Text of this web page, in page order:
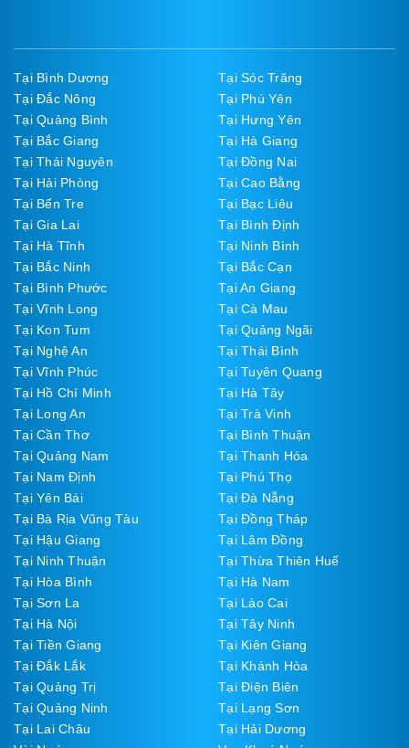
Tại Bình Dương
Tại Sóc Trăng
Tại Đắc Nông
Tại Phú Yên
Tại Quảng Bình
Tại Hưng Yên
Tại Bắc Giang
Tại Hà Giang
Tại Thái Nguyên
Tại Đồng Nai
Tại Hải Phòng
Tại Cao Bằng
Tại Bến Tre
Tại Bạc Liêu
Tại Gia Lai
Tại Bình Định
Tại Hà Tĩnh
Tại Ninh Bình
Tại Bắc Ninh
Tại Bắc Cạn
Tại Bình Phước
Tại An Giang
Tại Vĩnh Long
Tại Cà Mau
Tại Kon Tum
Tại Quảng Ngãi
Tại Nghệ An
Tại Thái Bình
Tại Vĩnh Phúc
Tại Tuyên Quang
Tại Hồ Chí Minh
Tại Hà Tây
Tại Long An
Tại Trà Vinh
Tại Cần Thơ
Tại Bình Thuận
Tại Quảng Nam
Tại Thanh Hóa
Tại Nam Định
Tại Phú Thọ
Tại Yên Bái
Tại Đà Nẵng
Tại Bà Rịa Vũng Tàu
Tại Đồng Tháp
Tại Hậu Giang
Tại Lâm Đồng
Tại Ninh Thuận
Tại Thừa Thiên Huế
Tại Hòa Bình
Tại Hà Nam
Tại Sơn La
Tại Lào Cai
Tại Hà Nội
Tại Tây Ninh
Tại Tiền Giang
Tại Kiên Giang
Tại Đắk Lắk
Tại Khánh Hòa
Tại Quảng Trị
Tại Điện Biên
Tại Quảng Ninh
Tại Lạng Sơn
Tại Lai Châu
Tại Hải Dương